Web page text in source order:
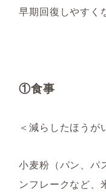
早期回復しやすく
①食事
＜減らしたほうが
小麦粉（パン、パ
ンフレークなど、